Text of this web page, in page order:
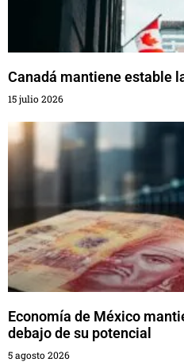
Canadá mantiene estable
15 julio 2026
Economía de México
debajo de su potencial
5 agosto 2026